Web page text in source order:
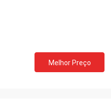
nós cooperamos com o Norvee
Melhor Preço